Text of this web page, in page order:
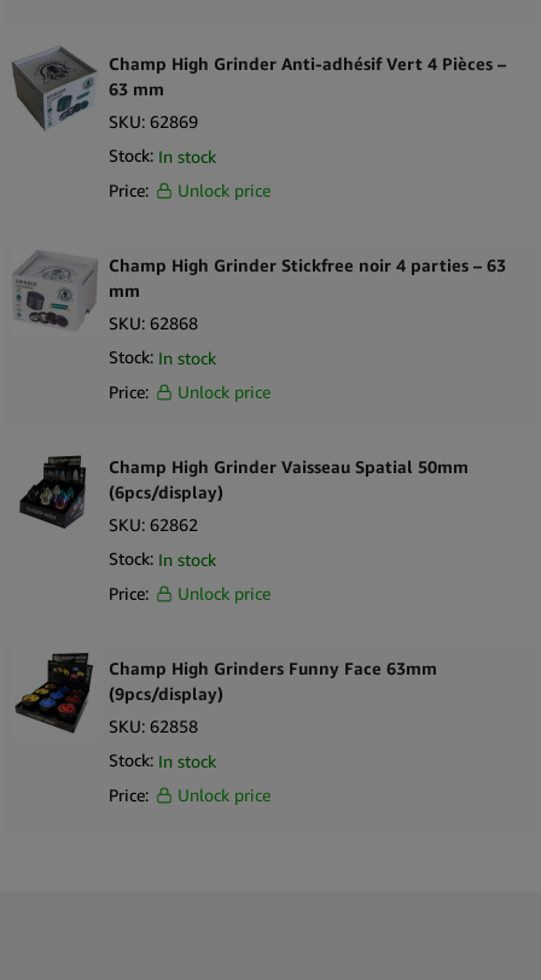
Champ High Grinder Anti-adhésif Vert 4 Pièces –
63 mm
SKU: 62869
Stock: In stock
Price:
Unlock price
Champ High Grinder Stickfree noir 4 parties – 63
mm
SKU: 62868
Stock: In stock
Price:
Unlock price
Champ High Grinder Vaisseau Spatial 50mm
(6pcs/display)
SKU: 62862
Stock: In stock
Price:
Unlock price
Champ High Grinders Funny Face 63mm
(9pcs/display)
SKU: 62858
Stock: In stock
Price:
Unlock price